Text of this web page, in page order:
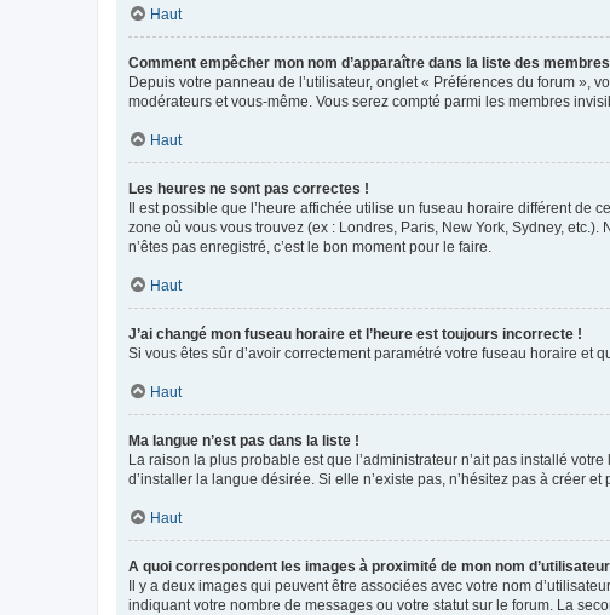
Haut
Comment empêcher mon nom d’apparaître dans la liste des
Depuis votre panneau de l’utilisateur, onglet « Préférences du forum »,
modérateurs et vous-même. Vous serez compté parmi les membres
Haut
Les heures ne sont pas correctes !
Il est possible que l’heure affichée utilise un fuseau horaire différent de
zone où vous vous trouvez (ex : Londres, Paris, New York, Sydney,
n’êtes pas enregistré, c’est le bon moment pour le faire.
Haut
J’ai changé mon fuseau horaire et l’heure est toujours incorrecte !
Si vous êtes sûr d’avoir correctement paramétré votre fuseau horaire et
Haut
Ma langue n’est pas dans la liste !
La raison la plus probable est que l’administrateur n’ait pas installé
d’installer la langue désirée. Si elle n’existe pas, n’hésitez pas à créer
Haut
A quoi correspondent les images à proximité de mon nom
Il y a deux images qui peuvent être associées avec votre nom
indiquant votre nombre de messages ou votre statut sur le forum. La